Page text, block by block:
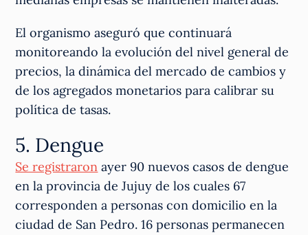
El organismo aseguró que continuará
monitoreando la evolución del nivel general de
precios, la dinámica del mercado de cambios y
de los agregados monetarios para calibrar su
política de tasas.
5. Dengue
Se registraron ayer 90 nuevos casos de dengue
en la provincia de Jujuy de los cuales 67
corresponden a personas con domicilio en la
ciudad de San Pedro. 16 personas permanecen